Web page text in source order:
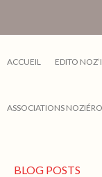
ACCUEIL EDITO
ASSOCIATIONS
BLOG POSTS